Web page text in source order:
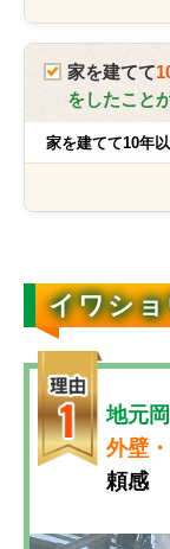
外壁の
か？
「最近、外壁
なものが…」そ
れの正体は、
や藻、コケで
汚れを放置
カビやコ
ク
外壁の劣化
建物の寿命
美観の低下
外壁を
外壁を手で触
ませんか？
これは「チョ
るもので、外
し、防水機能が
外壁塗装は、
を雨や紫外線
膜の効果が薄
外壁の
れ・ヒ
放置す
「外壁の塗装
家を建てて
をしたこと
家を建てて10年
イワシ
地元
外壁
頼感